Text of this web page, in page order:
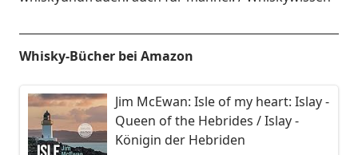
Whisky-Bücher bei Amazon
Jim McEwan: Isle of my heart: Islay -
Queen of the Hebrides / Islay -
Königin der Hebriden